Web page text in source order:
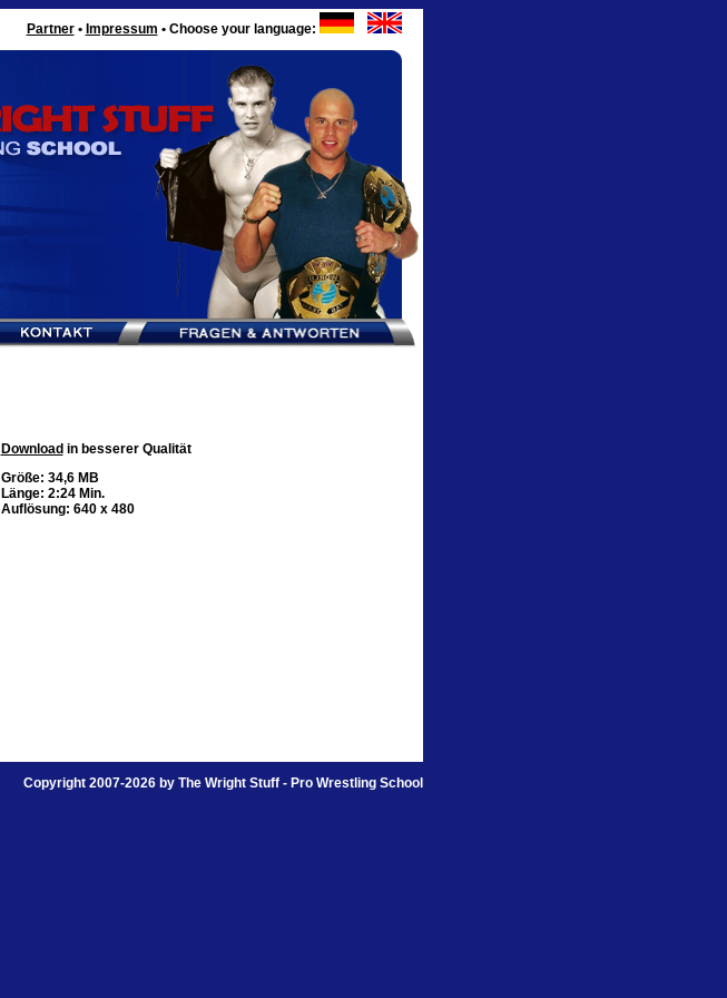
Partner • Impressum •Choose your language:
Download in besserer Qualität
Größe: 34,6 MB
Länge: 2:24 Min.
Auflösung: 640 x 480
Copyright 2007-2026 by The Wright Stuff - Pro Wrestling School